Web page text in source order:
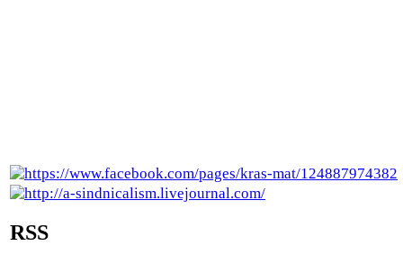
RSS